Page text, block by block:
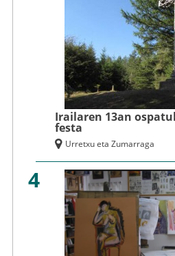
Irailaren 13an
festa
Urretxu eta Zumarraga
4